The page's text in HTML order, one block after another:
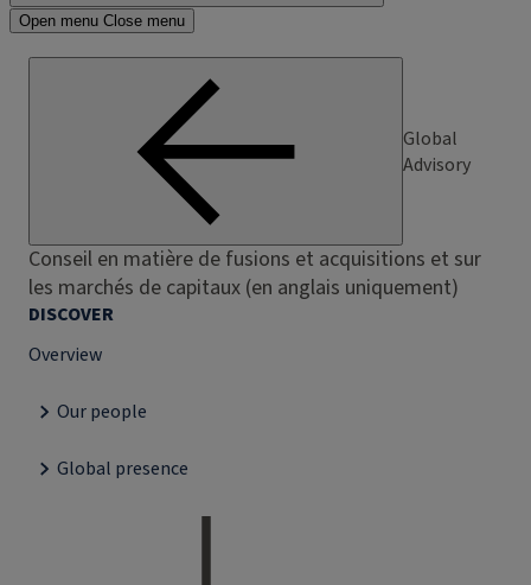
Open menu Close menu
Global
Advisory
Conseil en matière de fusions et acquisitions et sur
les marchés de capitaux (en anglais uniquement)
DISCOVER
Overview
Our people
Global presence